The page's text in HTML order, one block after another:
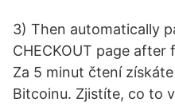
3) Then automatically
CHECKOUT page after
Za 5 minut čtení
Bitcoinu. Zjistíte, co to